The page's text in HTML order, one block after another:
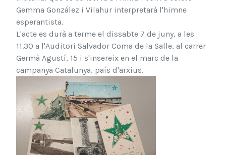
Gemma González i Vilahur interpretarà l'himne
esperantista.
L'acte es durà a terme el dissabte 7 de juny, a les
11.30 a l'Auditori Salvador Coma de la Salle, al carrer
Germà Agustí, 15 i s'insereix en el marc de la
campanya Catalunya, país d'arxius.